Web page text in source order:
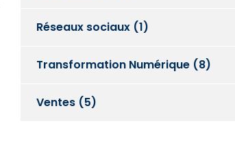
Réseaux sociaux(1)
Transformation Numérique(8)
Ventes(5)